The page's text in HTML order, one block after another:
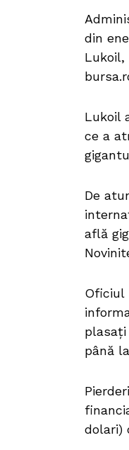
din
Lukoil,
Lukoil
ce a
De
află
Oficiul
până
dolari)